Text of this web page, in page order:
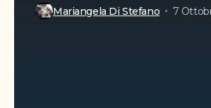
Mariangela Di Stefano 7